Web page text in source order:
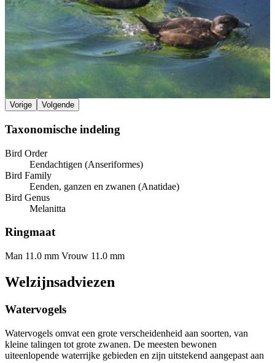
Vorige Volgende
Taxonomische indeling
Bird Order
Eendachtigen (Anseriformes)
Bird Family
Eenden, ganzen en zwanen (Anatidae)
Bird Genus
Melanitta
Ringmaat
Man 11.0 mm Vrouw 11.0 mm
Welzijnsadviezen
Watervogels
Watervogels omvat een grote verscheidenheid aan soorten, van
kleine talingen tot grote zwanen. De meesten bewonen
uiteenlopende waterrijke gebieden en zijn uitstekend aangepast aan